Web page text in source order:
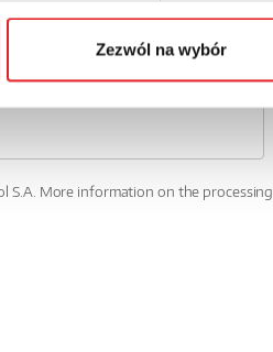
Zezwól na wybór
S.A. More information on the processing